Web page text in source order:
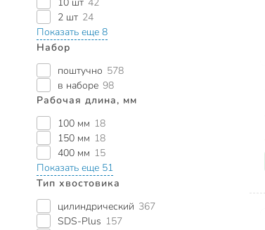
2 шт 24
Показать еще 8
Набор
поштучно 578
в наборе 98
Рабочая длина, мм
100 мм 18
150 мм 18
400 мм 15
Показать еще 51
Тип хвостовика
цилиндрический 367
SDS-Plus 157